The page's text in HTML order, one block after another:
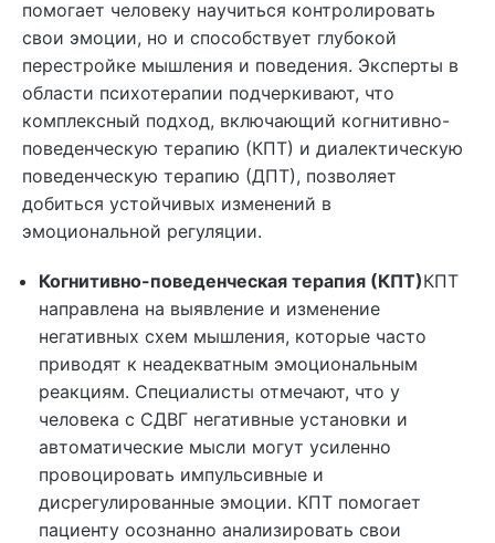
помогает человеку научиться контролировать
свои эмоции, но и способствует глубокой
перестройке мышления и поведения. Эксперты в
области психотерапии подчеркивают, что
комплексный подход, включающий когнитивно-
поведенческую терапию (КПТ) и диалектическую
поведенческую терапию (ДПТ), позволяет
добиться устойчивых изменений в
эмоциональной регуляции.
Когнитивно-поведенческая терапия (КПТ)КПТ
направлена на выявление и изменение
негативных схем мышления, которые часто
приводят к неадекватным эмоциональным
реакциям. Специалисты отмечают, что у
человека с СДВГ негативные установки и
автоматические мысли могут усиленно
провоцировать импульсивные и
дисрегулированные эмоции. КПТ помогает
пациенту осознанно анализировать свои